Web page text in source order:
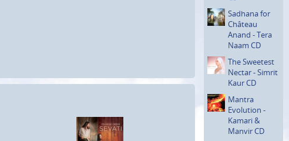
Sadhana for
Château
Anand - Tera
Naam CD
The Sweetest
Nectar - Simrit
Kaur CD
Mantra
Evolution -
Kamari &
Manvir CD